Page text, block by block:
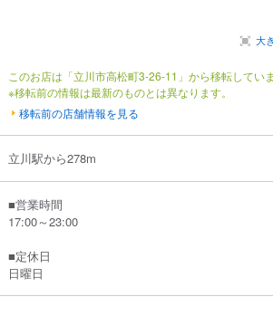
大
このお店は「立川市高松町3-26-11」から移転していま
※移転前の情報は最新のものとは異なります。
移転前の店舗情報を見る
立川駅から278m
■営業時間
17:00～23:00
■定休日
日曜日